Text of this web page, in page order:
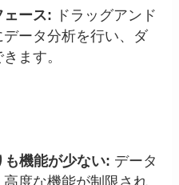
ェース: ドラッグアンド
データ分析を行い、ダ
ます。
機能が少ない: データ
度な機能が制限され